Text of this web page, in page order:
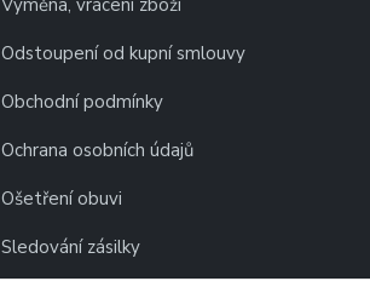
Výměna, vrácení zboží
Odstoupení od kupní smlouvy
Obchodní podmínky
Ochrana osobních údajů
Ošetření obuvi
Sledování zásilky